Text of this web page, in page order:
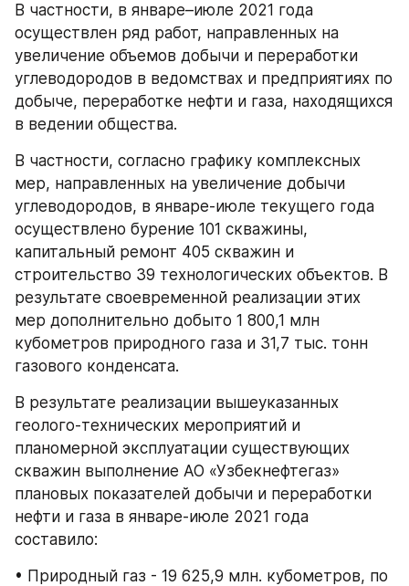
В частности, в январе–июле 2021 года
осуществлен ряд работ, направленных на
увеличение объемов добычи и переработки
углеводородов в ведомствах и предприятиях по
добыче, переработке нефти и газа, находящихся
в ведении общества.
В частности, согласно графику комплексных
мер, направленных на увеличение добычи
углеводородов, в январе-июле текущего года
осуществлено бурение 101 скважины,
капитальный ремонт 405 скважин и
строительство 39 технологических объектов. В
результате своевременной реализации этих
мер дополнительно добыто 1 800,1 млн
кубометров природного газа и 31,7 тыс. тонн
газового конденсата.
В результате реализации вышеуказанных
геолого-технических мероприятий и
планомерной эксплуатации существующих
скважин выполнение АО «Узбекнефтегаз»
плановых показателей добычи и переработки
нефти и газа в январе-июле 2021 года
составило:
• Природный газ - 19 625,9 млн. кубометров, по